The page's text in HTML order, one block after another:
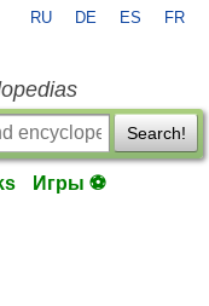
RU DE ES FR
Search!
Игры ⚽